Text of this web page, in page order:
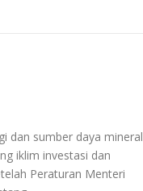
dan sumber daya mineral
iklim investasi dan
Peraturan Menteri